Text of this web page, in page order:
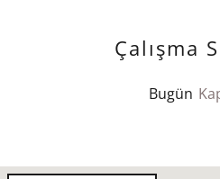
Çalışma
Bugün